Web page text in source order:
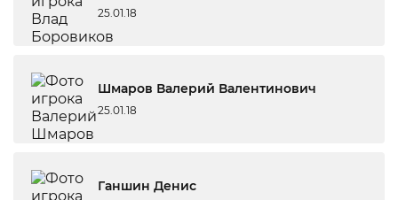
25.01.18
Шмаров Валерий Валентинович
25.01.18
Ганшин Денис